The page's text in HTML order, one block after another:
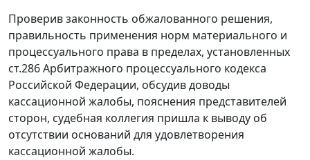
Проверив законность обжалованного решения,
правильность применения норм материального и
процессуального права в пределах, установленных
ст.286Арбитражного процессуального кодекса
Российской Федерации, обсудив доводы
кассационной жалобы, пояснения представителей
сторон, судебная коллегия пришла к выводу об
отсутствии оснований для удовлетворения
кассационной жалобы.